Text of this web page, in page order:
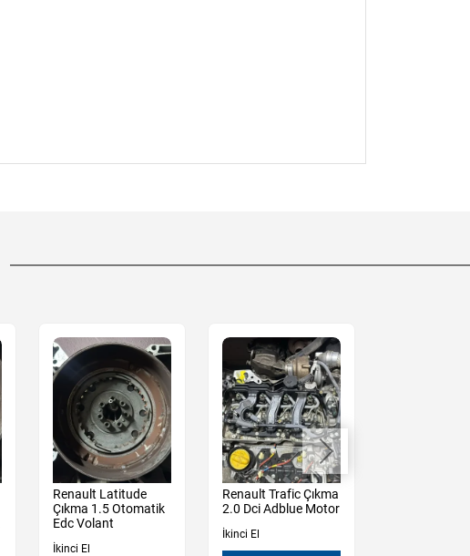
Renault Latitude
Çıkma 1.5 Otomatik
Edc Volant
İkinci El
Renault Trafic Çıkma
2.0 Dci Adblue Motor
İkinci El